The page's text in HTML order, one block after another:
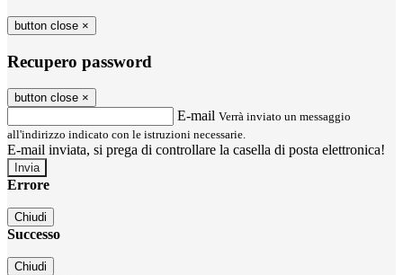
button close ×
Recupero password
button close ×
E-mail Verrà inviato un messaggio
all'indirizzo indicato con le istruzioni necessarie.
E-mail inviata, si prega di controllare la casella di posta elettronica!
Errore
Chiudi
Successo
Chiudi